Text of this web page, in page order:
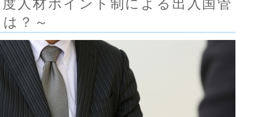
人材ポイント制による出入国管
？～